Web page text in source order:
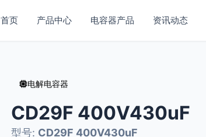
首页 产品中心 电容器产品 资讯动态
电解电容器
CD29F 400V430uF
型号: CD29F 400V430uF